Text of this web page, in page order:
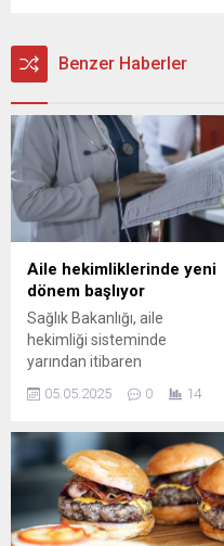
Benzer Haberler
Aile hekimliklerinde yeni
dönem başlıyor
Sağlık Bakanlığı, aile
hekimliği sisteminde
yarından itibaren
başlatılacak yeni
uygulamayla, aile hekimine
farklı olan vatandaşların aile
hekimliği kayıtlarını,
otomatik olarak ikamet
ettikleri adrese taşıyacak.
05.05.2025 0 14